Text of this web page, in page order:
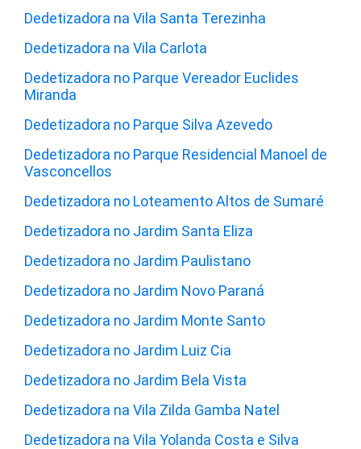
Dedetizadora na Vila Santa Terezinha
Dedetizadora na Vila Carlota
Dedetizadora no Parque Vereador Euclides
Miranda
Dedetizadora no Parque Silva Azevedo
Dedetizadora no Parque Residencial Manoel de
Vasconcellos
Dedetizadora no Loteamento Altos de Sumaré
Dedetizadora no Jardim Santa Eliza
Dedetizadora no Jardim Paulistano
Dedetizadora no Jardim Novo Paraná
Dedetizadora no Jardim Monte Santo
Dedetizadora no Jardim Luiz Cia
Dedetizadora no Jardim Bela Vista
Dedetizadora na Vila Zilda Gamba Natel
Dedetizadora na Vila Yolanda Costa e Silva